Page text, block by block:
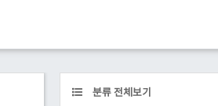
CATEGORY
분류 전체보기